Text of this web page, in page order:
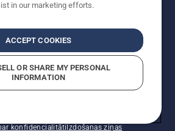
2022 Husqvarna AB (publ). Visas
konfidencialitāti Izdošanas ziņas
in our marketing efforts.
ACCEPT COOKIES
OR SHARE MY PERSONAL
INFORMATION